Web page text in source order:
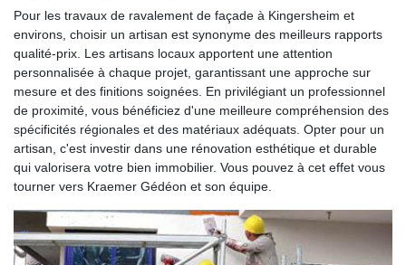
Pour les travaux de ravalement de façade à Kingersheim et
environs, choisir un artisan est synonyme des meilleurs rapports
qualité-prix. Les artisans locaux apportent une attention
personnalisée à chaque projet, garantissant une approche sur
mesure et des finitions soignées. En privilégiant un professionnel
de proximité, vous bénéficiez d'une meilleure compréhension des
spécificités régionales et des matériaux adéquats. Opter pour un
artisan, c'est investir dans une rénovation esthétique et durable
qui valorisera votre bien immobilier. Vous pouvez à cet effet vous
tourner vers Kraemer Gédéon et son équipe.